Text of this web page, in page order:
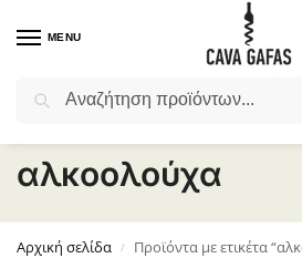
MENU
Επιλέξτε ένα δώρο για το
αλκοολούχα
Αρχική σελίδα / Προϊόντα με ετικέτα